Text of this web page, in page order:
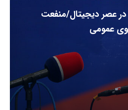
عصر دیجیتال/منفعت
عمومی